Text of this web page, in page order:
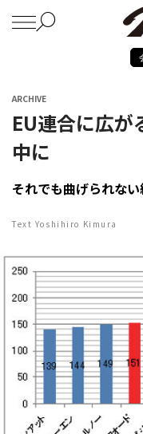
ARCHIVE
EU連合に広が
中に
それでも曲げられな
Text Yoshihiro Kimura